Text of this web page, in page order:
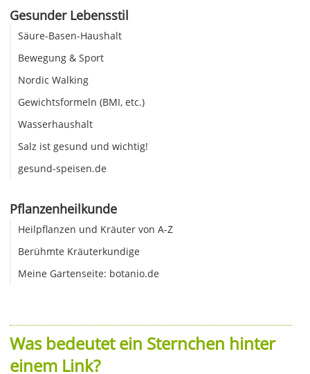
Gesunder Lebensstil
Säure-Basen-Haushalt
Bewegung & Sport
Nordic Walking
Gewichtsformeln (BMI, etc.)
Wasserhaushalt
Salz ist gesund und wichtig!
gesund-speisen.de
Pflanzenheilkunde
Heilpflanzen und Kräuter von A-Z
Berühmte Kräuterkundige
Meine Gartenseite: botanio.de
Was bedeutet ein Sternchen hinter
einem Link?